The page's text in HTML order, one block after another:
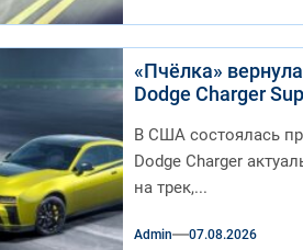
«Пчёлка»
Dodge Charger
В США состоялась
Dodge Charger
на трек,...
Admin 07.08.2026